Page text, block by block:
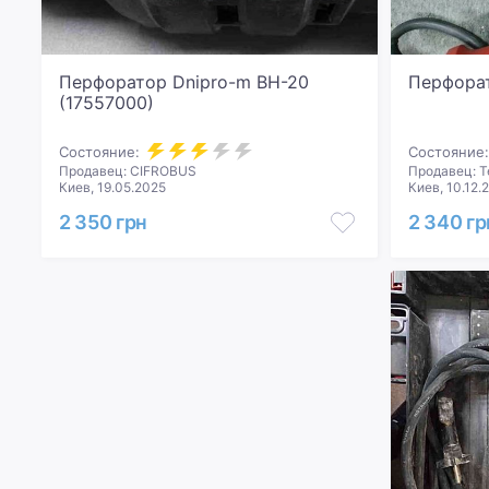
Перфоратор Dnipro-m BH-20
(17557000)
Состояние:
Продавец: CIFROBUS
Киев, 19.05.2025
2 350 грн
Состояние:
Продавец:
Киев,
2 340